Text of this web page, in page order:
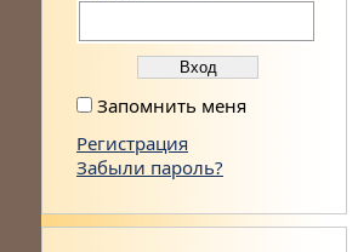
Запомнить меня
Регистрация
Забыли пароль?